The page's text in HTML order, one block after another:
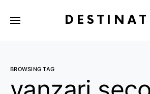
BROWSING TAG